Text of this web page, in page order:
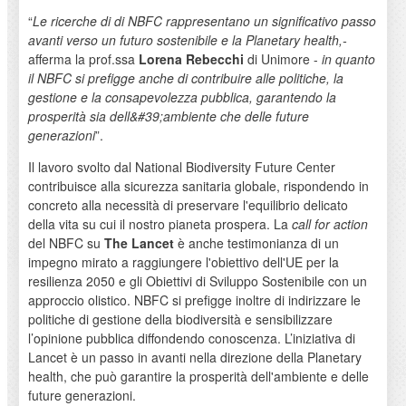
“Le ricerche di di NBFC rappresentano un significativo passo
avanti verso un futuro sostenibile e la Planetary health,-
afferma la prof.ssa Lorena Rebecchi di Unimore - in quanto
il NBFC si prefigge anche di contribuire alle politiche, la
gestione e la consapevolezza pubblica, garantendo la
prosperità sia dell&#39;ambiente che delle future
generazioni”.
Il lavoro svolto dal National Biodiversity Future Center
contribuisce alla sicurezza sanitaria globale, rispondendo in
concreto alla necessità di preservare l'equilibrio delicato
della vita su cui il nostro pianeta prospera. La call for action
del NBFC su The Lancet è anche testimonianza di un
impegno mirato a raggiungere l'obiettivo dell'UE per la
resilienza 2050 e gli Obiettivi di Sviluppo Sostenibile con un
approccio olistico. NBFC si prefigge inoltre di indirizzare le
politiche di gestione della biodiversità e sensibilizzare
l’opinione pubblica diffondendo conoscenza. L’iniziativa di
Lancet è un passo in avanti nella direzione della Planetary
health, che può garantire la prosperità dell'ambiente e delle
future generazioni.